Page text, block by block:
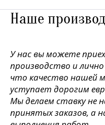
Наше
У нас вы можете
производство и
что качество нашей
уступает дорогим
Мы делаем ставку не
принятых заказов, а